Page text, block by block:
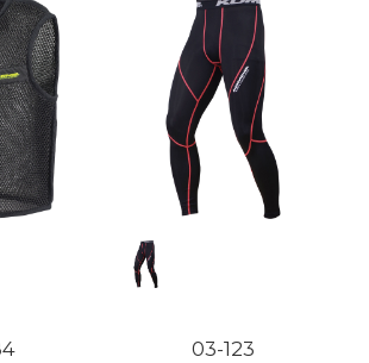
03-123